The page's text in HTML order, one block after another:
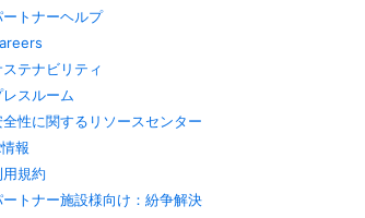
ートナーヘルプ
ステナビリティ
レスルーム
全性に関するリソースセンター
情報
用規約
ートナー施設様向け：紛争解決